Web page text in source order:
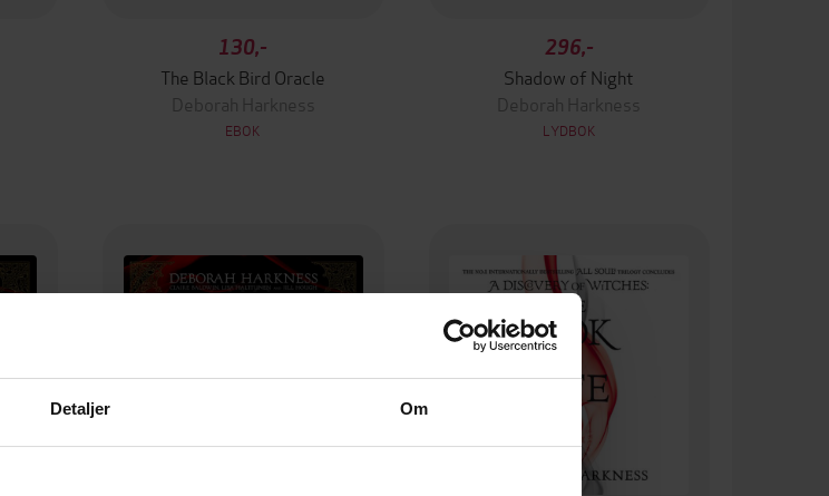
Detaljer Om
130,-
The Black Bird Oracle
Deborah Harkness
EBOK
296,-
Shadow of Night
Deborah Harkness
LYDBOK